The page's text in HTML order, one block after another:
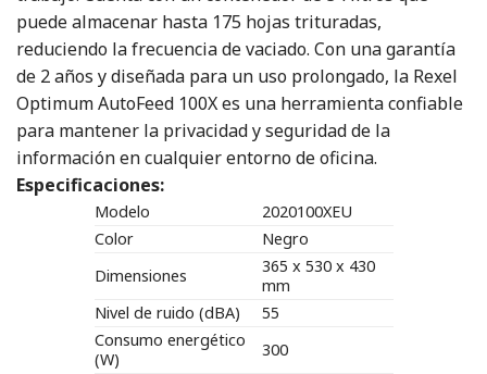
puede almacenar hasta 175 hojas trituradas,
reduciendo la frecuencia de vaciado. Con una garantía
de 2 años y diseñada para un uso prolongado, la Rexel
Optimum AutoFeed 100X es una herramienta confiable
para mantener la privacidad y seguridad de la
información en cualquier entorno de oficina.
Especificaciones:
Modelo
2020100XEU
Color
Negro
Dimensiones
365 x 530 x 430
mm
Nivel de ruido (dBA)
55
Consumo energético
(W)
300